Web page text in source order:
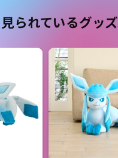
られているグッズ